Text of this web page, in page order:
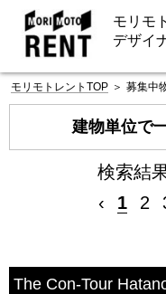
モリモ
デザイ
モリモトレントTOP ＞ 募集中
建物単位で
検索結
‹
1 2
The Con-Tour